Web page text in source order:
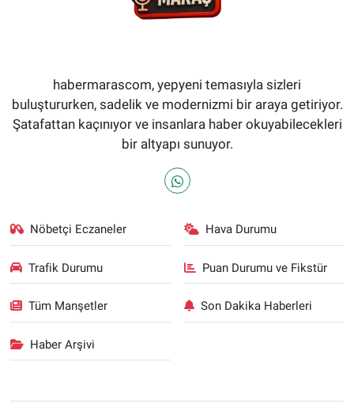
habermarascom, yepyeni temasıyla sizleri
buluştururken, sadelik ve modernizmi bir araya getiriyor.
Şatafattan kaçınıyor ve insanlara haber okuyabilecekleri
bir altyapı sunuyor.
Nöbetçi Eczaneler Hava Durumu
Trafik Durumu Puan Durumu ve Fikstür
Tüm Manşetler Son Dakika Haberleri
Haber Arşivi